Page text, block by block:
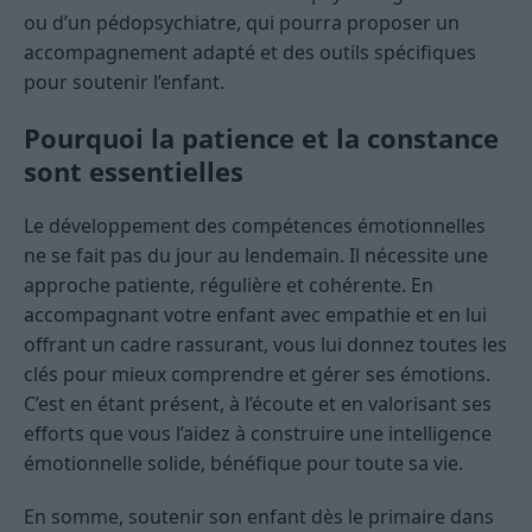
ou d’un pédopsychiatre, qui pourra proposer un
accompagnement adapté et des outils spécifiques
pour soutenir l’enfant.
Pourquoi la patience et la constance
sont essentielles
Le développement des compétences émotionnelles
ne se fait pas du jour au lendemain. Il nécessite une
approche patiente, régulière et cohérente. En
accompagnant votre enfant avec empathie et en lui
offrant un cadre rassurant, vous lui donnez toutes les
clés pour mieux comprendre et gérer ses émotions.
C’est en étant présent, à l’écoute et en valorisant ses
efforts que vous l’aidez à construire une intelligence
émotionnelle solide, bénéfique pour toute sa vie.
En somme, soutenir son enfant dès le primaire dans